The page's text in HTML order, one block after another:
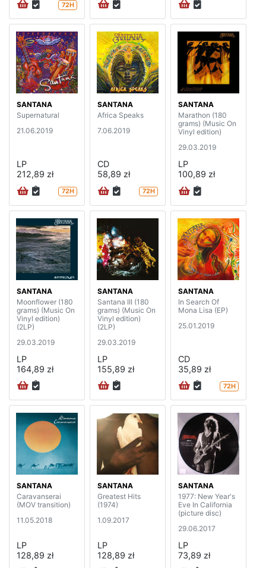
72H
SANTANA
Supernatural
21.06.2019
LP
212,89 zł
72H
SANTANA
Africa Speaks
7.06.2019
CD
58,89 zł
72H
SANTANA
Marathon (180
grams) (Music On
Vinyl edition)
29.03.2019
LP
100,89 zł
SANTANA
Moonflower (180
grams) (Music On
Vinyl edition)
(2LP)
29.03.2019
LP
164,89 zł
SANTANA
Santana III (180
grams) (Music On
Vinyl edition)
(2LP)
29.03.2019
LP
155,89 zł
SANTANA
In Search Of
Mona Lisa (EP)
25.01.2019
CD
35,89 zł
72H
SANTANA
Caravanserai
(MOV transition)
11.05.2018
LP
128,89 zł
SANTANA
Greatest Hits
(1974)
1.09.2017
LP
128,89 zł
SANTANA
1977: New Year's
Eve In California
(picture disc)
29.06.2017
LP
73,89 zł